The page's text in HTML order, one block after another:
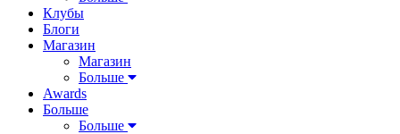
Клубы
Блоги
Магазин
Магазин
Больше
Awards
Больше
Больше